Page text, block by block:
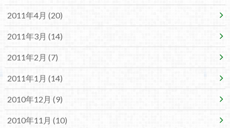
2011年4月 (20)
2011年3月 (14)
2011年2月 (7)
2011年1月 (14)
2010年12月 (9)
2010年11月 (10)